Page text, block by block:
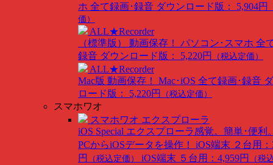
ホ 全て録画･録音 ダウンロード版： 5,904円
価）
ALL★Recorder
（標準版） 動画保存！ パソコン･スマホ 全
録音 ダウンロード版： 5,220円 （税込定価）
ALL★Recorder
Mac版 動画保存！ Mac･iOS 全て録画･録音
ロード版： 5,220円
（税込定価）
スマホワオ
スマホワオ エクスプローラ
iOS Special エクスプローラ感覚。簡単･便利
PCからiOSデータを操作！ iOS端末 ２台用：
円
（税込定価） iOS端末 ５台用：4,959円 （税